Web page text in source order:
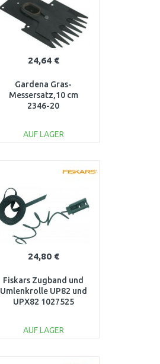
24,64 €
Gardena Gras-
Messersatz,10 cm
2346-20
AUF LAGER
24,80 €
Fiskars Zugband und
Umlenkrolle UP82 und
UPX82 1027525
AUF LAGER